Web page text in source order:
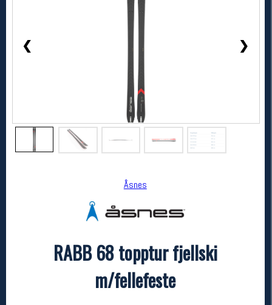
❮ ❯
Åsnes
RABB 68 topptur fjellski
m/fellefeste
Åsnes
RABB 68 topptur fjellski m/fellefeste
kr 7199